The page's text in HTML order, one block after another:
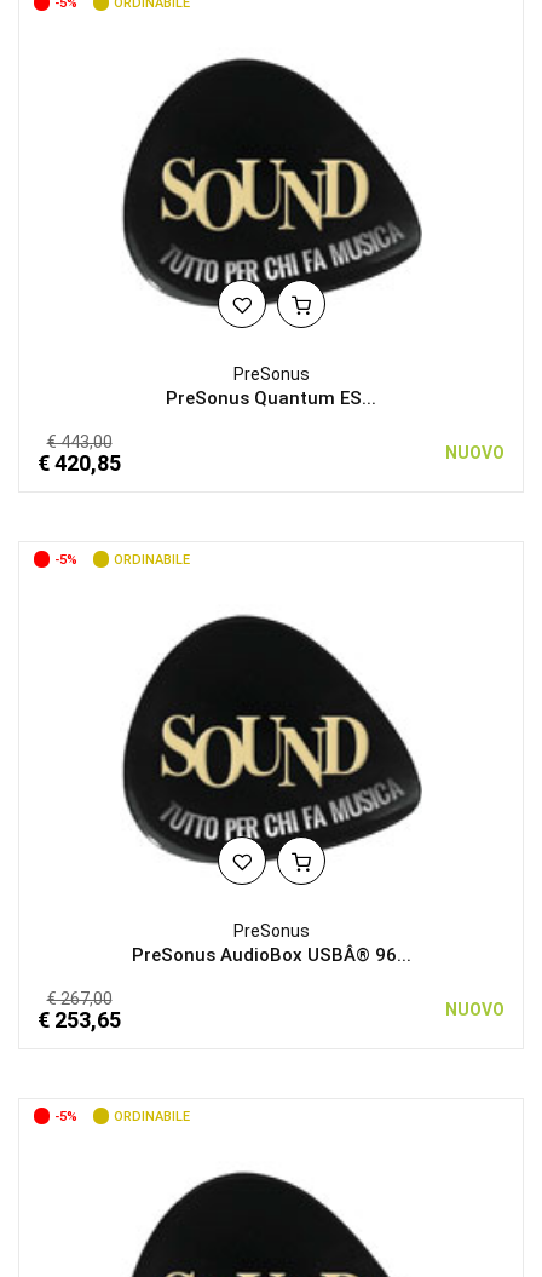
PreSonus
PreSonus Quantum ES...
€ 443,00
€ 420,85 NUOVO
-5% ORDINABILE
PreSonus
PreSonus AudioBox USBÂ® 96...
€ 267,00
€ 253,65 NUOVO
-5% ORDINABILE